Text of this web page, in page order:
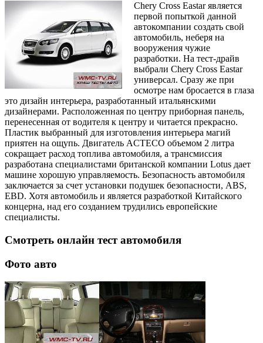
Chery Cross Eastar является
первой попыткой данной
автокомпании создать свой
автомобиль, неберя на
вооружения чужие
разработки. На тест-драйв
выбрали Chery Cross Eastar
универсал. Сразу же при
осмотре нам бросается в глаза
это дизайн интерьера, разработанный итальянскими
дизайнерами. Расположенная по центру приборная панель,
перенесенная от водителя к центру и читается прекрасно.
Пластик выбранный для изготовления интерьера магий
приятен на ощупь. Двигатель ACTECO объемом 2 литра
сокращает расход топлива автомобиля, а трансмиссия
разработана специалистами британской компании Lotus дает
машине хорошую управляемость. Безопасность автомобиля
заключается за счет установки подушек безопасности, ABS,
EBD. Хотя автомобиль и является разработкой Китайского
концерна, над его созданием трудились европейские
специалисты.
Смотреть онлайн тест автомобиля
Фото авто